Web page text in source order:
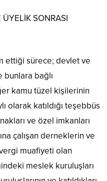
SONRASI
ettiği sürece; devlet ve
bağlı
kamu tüzel kişilerinin
olarak katıldığı teşebbüs
ve özel imkanları
çalışan derneklerin ve
muafiyeti olan
meslek kuruluşları